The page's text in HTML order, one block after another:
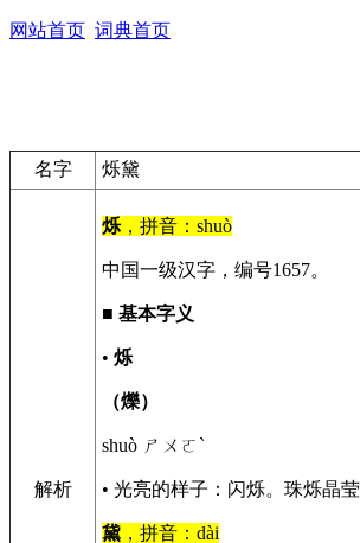
网站首页 词典首页
名字 烁黛
解析
烁 ，拼音：shuò
中国一级汉字，编号1657。
■ 基本字义
• 烁
（爍）
shuò ㄕㄨㄛˋ
• 光亮的样子：闪烁。珠烁晶莹
黛 ，拼音：dài